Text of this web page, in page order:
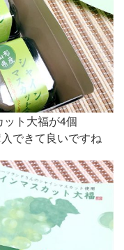
ト大福が4個
できて良いですね